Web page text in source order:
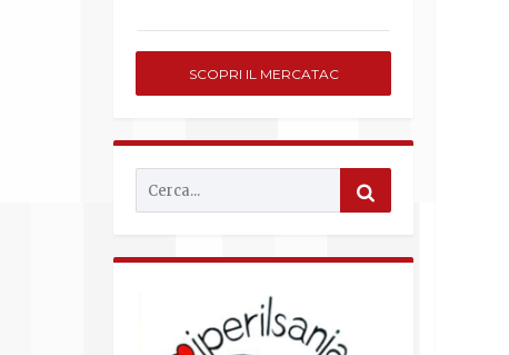
SCOPRI IL MERCATAC